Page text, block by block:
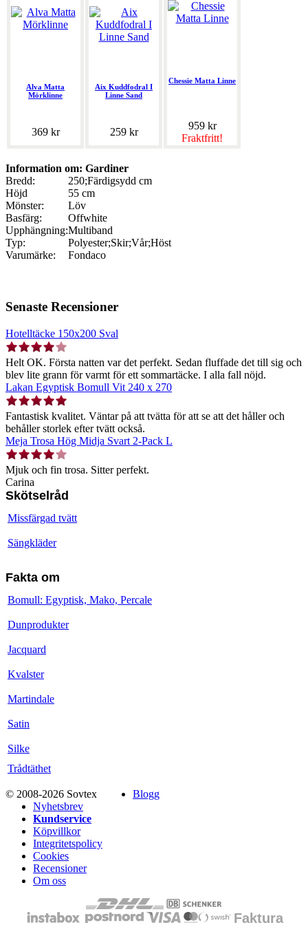
Alva Matta
Mörklinne
369 kr
Aix Kuddfodral I
Linne Sand
259 kr
Chessie Matta Linne
959 kr
Fraktfritt!
Information om: Gardiner
Bredd:
250;Färdigsydd cm
Höjd
55 cm
Mönster:
Löv
Basfärg:
Offwhite
Upphängning:Multiband
Typ:
Polyester;Skir;Vår;Höst
Varumärke:
Fondaco
Senaste Recensioner
Hotelltäcke 150x200 Sval
Helt OK. Första natten var det perfekt. Sedan fluffade det till sig och
blev lite grann för varmt för ett sommartäcke. I alla fall nöjd.
Lakan Egyptisk Bomull Vit 240 x 270
Fantastisk kvalitet. Väntar på att tvätta för att se att det håller och
behåller storlek efter tvätt också.
Meja Trosa Hög Midja Svart 2-Pack L
Mjuk och fin trosa. Sitter perfekt.
Carina
Skötselråd
Missfärgad tvätt
Sängkläder
Fakta om
Bomull: Egyptisk, Mako, Percale
Dunprodukter
Jacquard
Kvalster
Martindale
Satin
Silke
Trådtäthet
© 2008-2026 Sovtex
Blogg
Nyhetsbrev
Kundservice
Köpvillkor
Integritetspolicy
Cookies
Recensioner
Om oss